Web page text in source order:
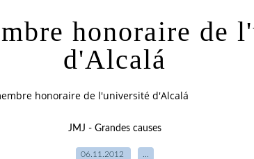
honoraire de
d'Alcalá
honoraire de l'université d'Alcalá
JMJ - Grandes causes
06.11.2012